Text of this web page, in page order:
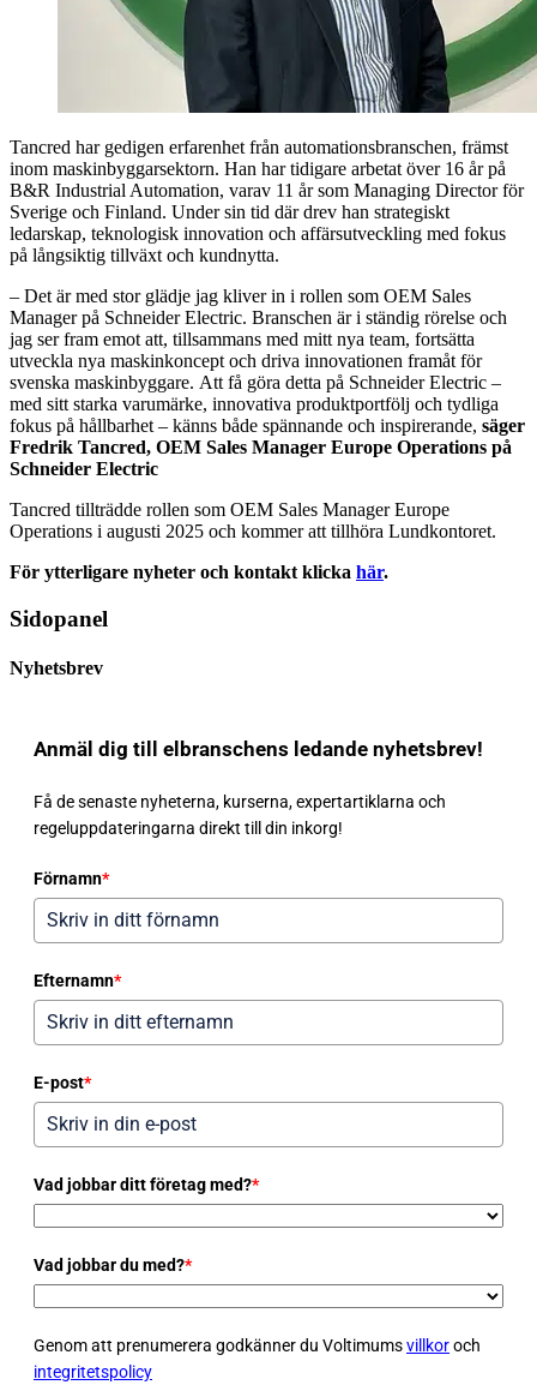
Tancred har gedigen erfarenhet från automationsbranschen, främst
inom maskinbyggarsektorn. Han har tidigare arbetat över 16 år på
B&R Industrial Automation, varav 11 år som Managing Director för
Sverige och Finland. Under sin tid där drev han strategiskt
ledarskap, teknologisk innovation och affärsutveckling med fokus
på långsiktig tillväxt och kundnytta.
– Det är med stor glädje jag kliver in i rollen som OEM Sales
Manager på Schneider Electric. Branschen är i ständig rörelse och
jag ser fram emot att, tillsammans med mitt nya team, fortsätta
utveckla nya maskinkoncept och driva innovationen framåt för
svenska maskinbyggare. Att få göra detta på Schneider Electric –
med sitt starka varumärke, innovativa produktportfölj och tydliga
fokus på hållbarhet – känns både spännande och inspirerande, säger
Fredrik Tancred, OEM Sales Manager Europe Operations på
Schneider Electric
Tancred tillträdde rollen som OEM Sales Manager Europe
Operations i augusti 2025 och kommer att tillhöra Lundkontoret.
För ytterligare nyheter och kontakt klicka här.
Sidopanel
Nyhetsbrev
Anmäl dig till elbranschens ledande nyhetsbrev!
Få de senaste nyheterna, kurserna, expertartiklarna och
regeluppdateringarna direkt till din inkorg!
Förnamn*
Efternamn*
E-post*
Vad jobbar ditt företag med?*
Vad jobbar du med?*
Genom att prenumerera godkänner du Voltimumsvillkoroch
integritetspolicy